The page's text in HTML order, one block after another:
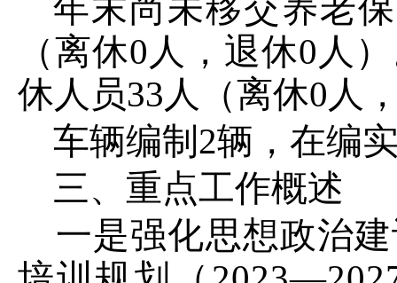
年末尚未移交养老
（离休0 人，退休0 人
休人员33人（离休0人
车辆编制2辆，在编
三、重点工作概述
一是强化思想政治